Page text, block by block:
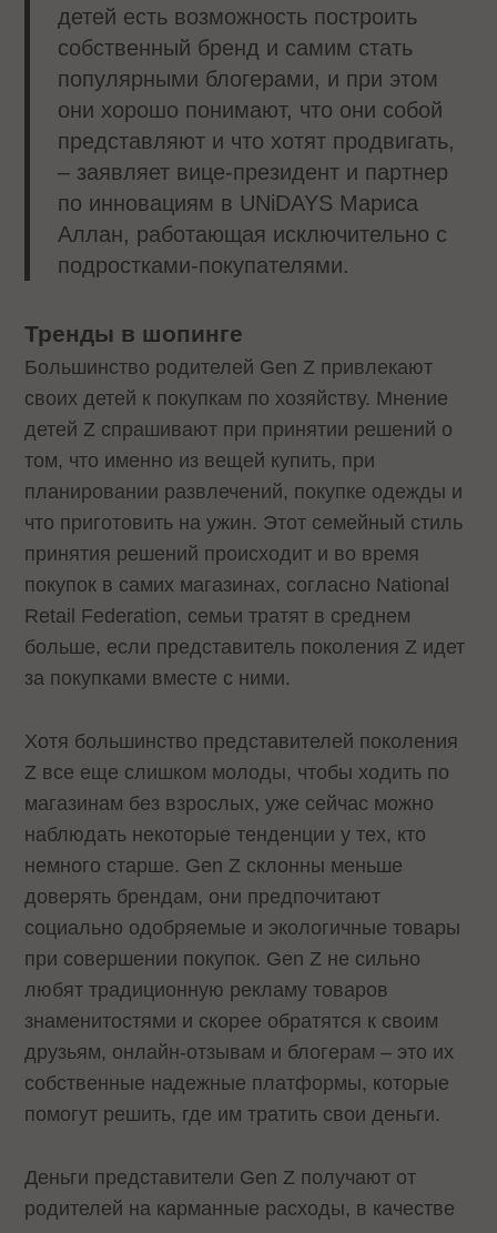
детей есть возможность построить
собственный бренд и самим стать
популярными блогерами, и при этом
они хорошо понимают, что они собой
представляют и что хотят продвигать,
– заявляет вице-президент и партнер
по инновациям в UNiDAYS Мариса
Аллан, работающая исключительно с
подростками-покупателями.
Тренды в шопинге
Большинство родителей Gen Z привлекают
своих детей к покупкам по хозяйству. Мнение
детей Z спрашивают при принятии решений о
том, что именно из вещей купить, при
планировании развлечений, покупке одежды и
что приготовить на ужин. Этот семейный стиль
принятия решений происходит и во время
покупок в самих магазинах, согласно National
Retail Federation, семьи тратят в среднем
больше, если представитель поколения Z идет
за покупками вместе с ними.
Хотя большинство представителей поколения
Z все еще слишком молоды, чтобы ходить по
магазинам без взрослых, уже сейчас можно
наблюдать некоторые тенденции у тех, кто
немного старше. Gen Z склонны меньше
доверять брендам, они предпочитают
социально одобряемые и экологичные товары
при совершении покупок. Gen Z не сильно
любят традиционную рекламу товаров
знаменитостями и скорее обратятся к своим
друзьям, онлайн-отзывам и блогерам – это их
собственные надежные платформы, которые
помогут решить, где им тратить свои деньги.
Деньги представители Gen Z получают от
родителей на карманные расходы, в качестве